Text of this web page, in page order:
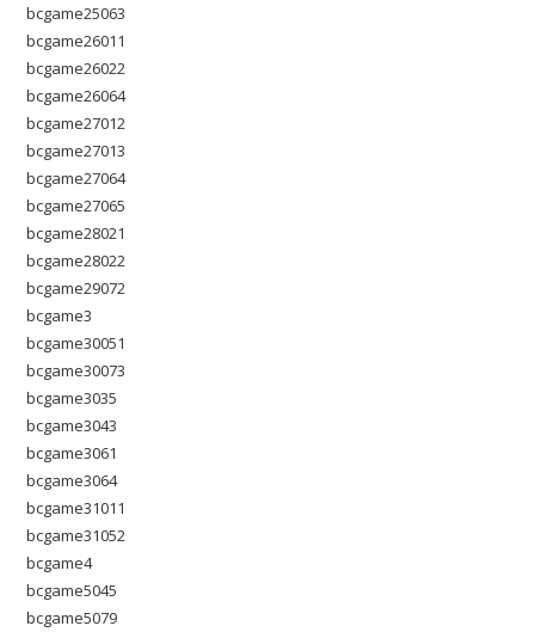
bcgame25063
bcgame26011
bcgame26022
bcgame26064
bcgame27012
bcgame27013
bcgame27064
bcgame27065
bcgame28021
bcgame28022
bcgame29072
bcgame3
bcgame30051
bcgame30073
bcgame3035
bcgame3043
bcgame3061
bcgame3064
bcgame31011
bcgame31052
bcgame4
bcgame5045
bcgame5079